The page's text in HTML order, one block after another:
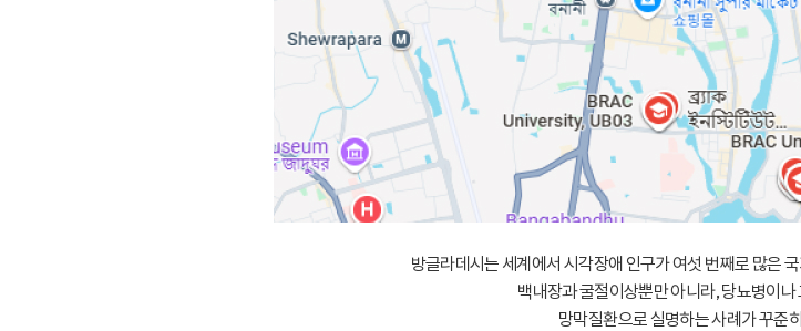
방글라데시는 세계에서 시각장애 인구가 여섯 번째로 많은
백내장과 굴절이상뿐만 아니라, 당뇨병이
망막질환으로 실명하는 사례가 꾸준